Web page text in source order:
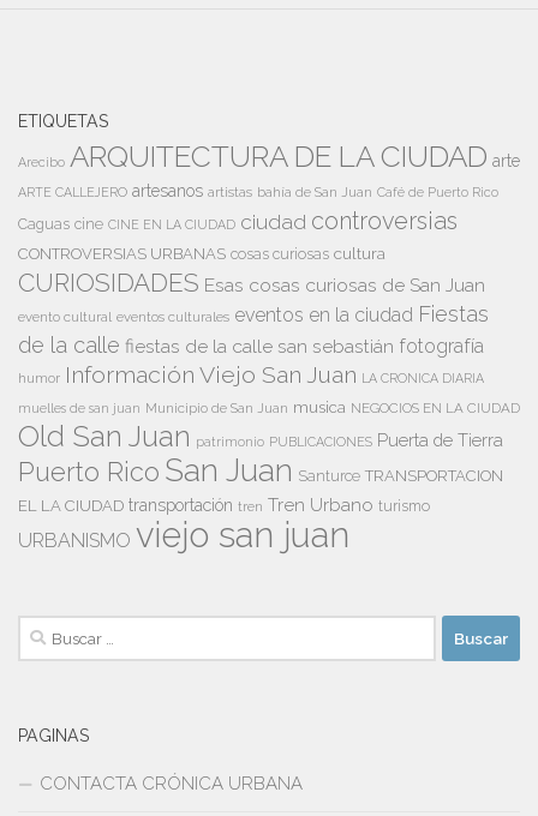
ETIQUETAS
Arecibo ARQUITECTURA DE LA CIUDAD arte
ARTE CALLEJERO artesanos artistas bahía de San Juan Café de Puerto Rico
Caguas cine CINE EN LA CIUDAD ciudad controversias
CONTROVERSIAS URBANAS cosas curiosas cultura
CURIOSIDADES Esas cosas curiosas de San Juan
evento cultural eventos culturales eventos en la ciudad Fiestas
de la calle fiestas de la calle san sebastián fotografía
humor Información Viejo San Juan LA CRONICA DIARIA
muelles de san juan Municipio de San Juan musica NEGOCIOS EN LA CIUDAD
Old San Juan patrimonio PUBLICACIONES Puerta de Tierra
Puerto Rico San Juan Santurce TRANSPORTACION
EL LA CIUDAD transportación tren Tren Urbano turismo
URBANISMO viejo san juan
Buscar:
PAGINAS
CONTACTA CRÓNICA URBANA